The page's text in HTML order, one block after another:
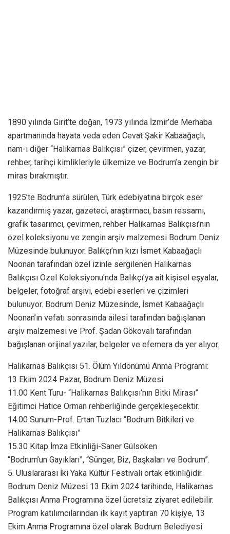
1890 yılında Girit’te doğan, 1973 yılında İzmir’de Merhaba
apartmanında hayata veda eden Cevat Şakir Kabaağaçlı,
nam-ı diğer “Halikarnas Balıkçısı” çizer, çevirmen, yazar,
rehber, tarihçi kimlikleriyle ülkemize ve Bodrum’a zengin bir
miras bırakmıştır.
1925’te Bodrum’a sürülen, Türk edebiyatına birçok eser
kazandırmış yazar, gazeteci, araştırmacı, basın ressamı,
grafik tasarımcı, çevirmen, rehber Halikarnas Balıkçısı’nın
özel koleksiyonu ve zengin arşiv malzemesi Bodrum Deniz
Müzesinde bulunuyor. Balıkçı’nın kızı İsmet Kabaağaçlı
Noonan tarafından özel izinle sergilenen Halikarnas
Balıkçısı Özel Koleksiyonu’nda Balıkçı’ya ait kişisel eşyalar,
belgeler, fotoğraf arşivi, edebi eserleri ve çizimleri
bulunuyor. Bodrum Deniz Müzesinde, İsmet Kabaağaçlı
Noonan’ın vefatı sonrasında ailesi tarafından bağışlanan
arşiv malzemesi ve Prof. Şadan Gökovalı tarafından
bağışlanan orijinal yazılar, belgeler ve efemera da yer alıyor.
Halikarnas Balıkçısı 51. Ölüm Yıldönümü Anma Programı:
13 Ekim 2024 Pazar, Bodrum Deniz Müzesi
11.00 Kent Turu- “Halikarnas Balıkçısı’nın Bitki Mirası”
Eğitimci Hatice Orman rehberliğinde gerçekleşecektir.
14.00 Sunum-Prof. Ertan Tuzlacı “Bodrum Bitkileri ve
Halikarnas Balıkçısı”
15.30 Kitap İmza Etkinliği-Saner Gülsöken
“Bodrum’un Gayıkları”, “Sünger, Biz, Başkaları ve Bodrum”.
5. Uluslararası İki Yaka Kültür Festivali ortak etkinliğidir.
Bodrum Deniz Müzesi 13 Ekim 2024 tarihinde, Halikarnas
Balıkçısı Anma Programına özel ücretsiz ziyaret edilebilir.
Program katılımcılarından ilk kayıt yaptıran 70 kişiye, 13
Ekim Anma Programına özel olarak Bodrum Belediyesi